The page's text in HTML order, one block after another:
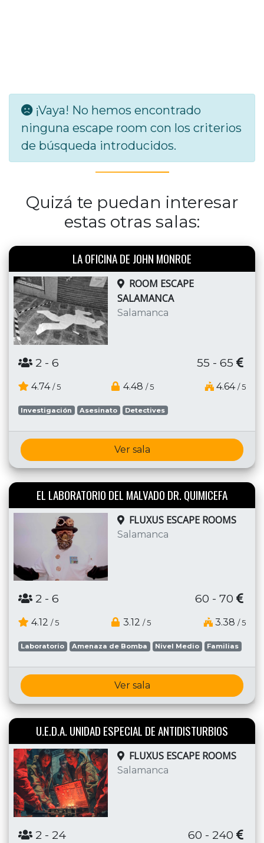
¡Vaya! No hemos encontrado
ninguna escape room con los criterios
de búsqueda introducidos.
Quizá te puedan interesar
estas otras salas:
LA OFICINA DE JOHN MONROE
ROOM ESCAPE
SALAMANCA
Salamanca
2 - 6 55 - 65
4.74 / 5 4.48 / 5 4.64 / 5
Investigación Asesinato Detectives
Ver sala
EL LABORATORIO DEL MALVADO DR. QUIMICEFA
FLUXUS ESCAPE ROOMS
Salamanca
2 - 6 60 - 70
4.12 / 5 3.12 / 5 3.38 / 5
Laboratorio Amenaza de Bomba Nivel Medio Familias
Ver sala
U.E.D.A. UNIDAD ESPECIAL DE ANTIDISTURBIOS
FLUXUS ESCAPE ROOMS
Salamanca
2 - 24 60 - 240